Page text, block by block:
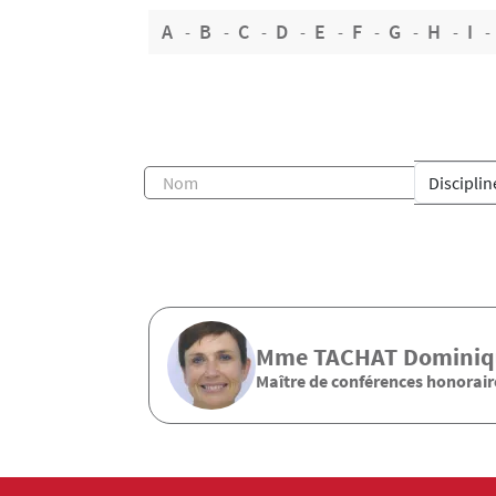
A B C D E F G H I
MmeTACHAT
Maître de conférences